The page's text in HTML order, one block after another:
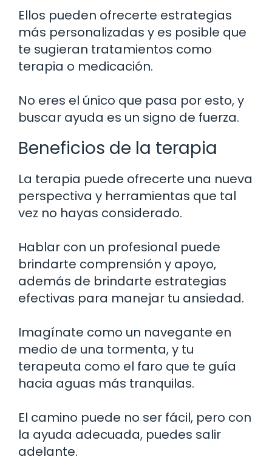
Ellos pueden ofrecerte estrategias
más personalizadas y es posible que
te sugieran tratamientos como
terapia o medicación.
No eres el único que pasa por esto, y
buscar ayuda es un signo de fuerza.
Beneficios de la terapia
La terapia puede ofrecerte una nueva
perspectiva y herramientas que tal
vez no hayas considerado.
Hablar con un profesional puede
brindarte comprensión y apoyo,
además de brindarte estrategias
efectivas para manejar tu ansiedad.
Imagínate como un navegante en
medio de una tormenta, y tu
terapeuta como el faro que te guía
hacia aguas más tranquilas.
El camino puede no ser fácil, pero con
la ayuda adecuada, puedes salir
adelante.